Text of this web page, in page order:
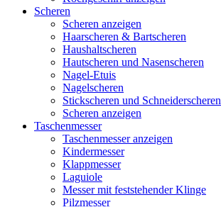
Scheren
Scheren anzeigen
Haarscheren & Bartscheren
Haushaltscheren
Hautscheren und Nasenscheren
Nagel-Etuis
Nagelscheren
Stickscheren und Schneiderscheren
Scheren anzeigen
Taschenmesser
Taschenmesser anzeigen
Kindermesser
Klappmesser
Laguiole
Messer mit feststehender Klinge
Pilzmesser